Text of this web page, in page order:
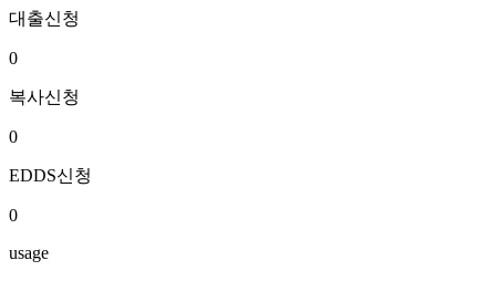
대출신청
0
복사신청
0
EDDS신청
0
usage